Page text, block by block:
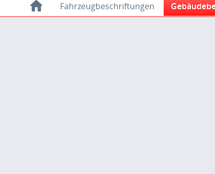
Fahrzeugbeschriftungen